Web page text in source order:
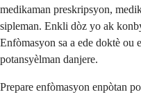
medikaman preskripsyon,
sipleman. Enkli dòz yo ak
Enfòmasyon sa a ede doktè ou
potansyèlman danjere.
Prepare enfòmasyon enpòtan